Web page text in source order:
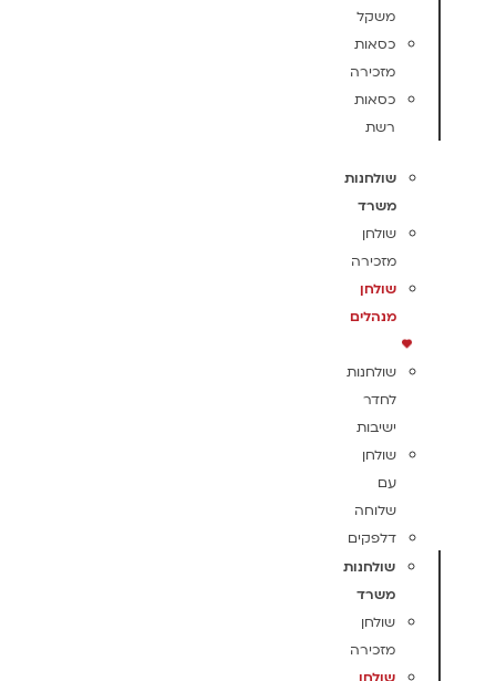
משקל
כסאות
מזכירה
כסאות
רשת
שולחנות
משרד
שולחן
מזכירה
שולחן
מנהלים
שולחנות
לחדר
ישיבות
שולחן
עם
שלוחה
דלפקים
שולחנות
משרד
שולחן
מזכירה